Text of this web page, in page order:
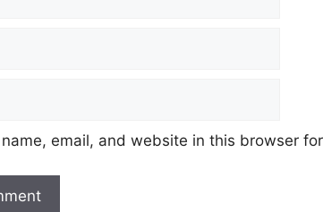
name, email, and website in this browser